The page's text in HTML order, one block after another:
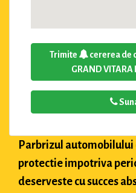
Trimite
cererea de
GRAND
Parbrizul automobilului
protectie impotriva
deserveste cu succes